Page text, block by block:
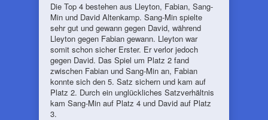
Die Top 4 bestehen aus Lleyton, Fabian, Sang-
Min und David Altenkamp. Sang-Min spielte
sehr gut und gewann gegen David, während
Lleyton gegen Fabian gewann. Lleyton war
somit schon sicher Erster. Er verlor jedoch
gegen David. Das Spiel um Platz 2 fand
zwischen Fabian und Sang-Min an, Fabian
konnte sich den 5. Satz sichern und kam auf
Platz 2. Durch ein unglückliches Satzverhältnis
kam Sang-Min auf Platz 4 und David auf Platz
3.